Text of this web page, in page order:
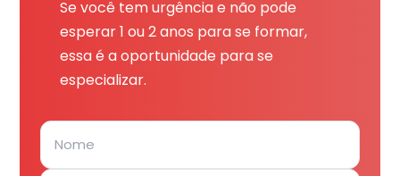
Se você tem urgência e não pode
esperar 1 ou 2 anos para se formar,
essa é a oportunidade para se
especializar.